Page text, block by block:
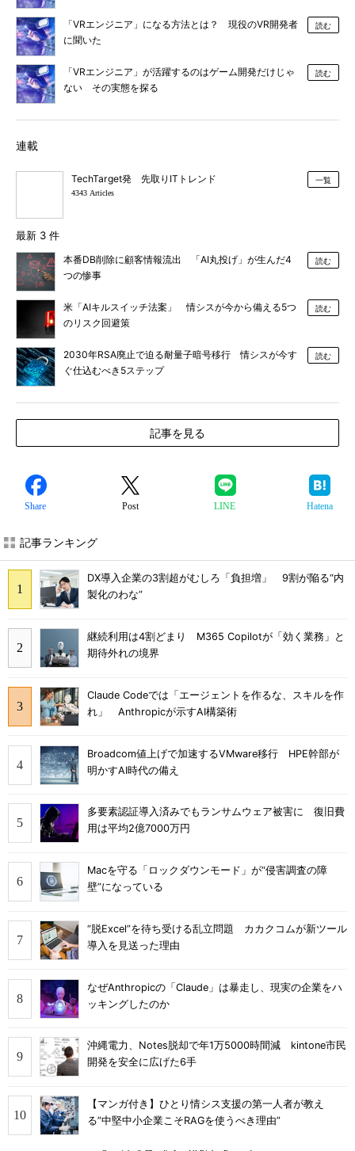
「VRエンジニア」になる方法とは？ 現役のVR開発者
に聞いた
読む
「VRエンジニア」が活躍するのはゲーム開発だけじゃ
ない その実態を探る
読む
連載
TechTarget発 先取りITトレンド
4343 Articles
一覧
最新 3 件
本番DB削除に顧客情報流出 「AI丸投げ」が生んだ4
つの惨事
読む
米「AIキルスイッチ法案」 情シスが今から備える5つ
のリスク回避策
読む
2030年RSA廃止で迫る耐量子暗号移行 情シスが今す
ぐ仕込むべき5ステップ
読む
記事を見る
Share Post LINE Hatena
記事ランキング
DX導入企業の3割超がむしろ「負担増」 9割が陥る“内
製化のわな”
継続利用は4割どまり M365 Copilotが「効く業務」と
期待外れの境界
Claude Codeでは「エージェントを作るな、スキルを作
れ」 Anthropicが示すAI構築術
Broadcom値上げで加速するVMware移行 HPE幹部が
明かすAI時代の備え
多要素認証導入済みでもランサムウェア被害に 復旧費
用は平均2億7000万円
Macを守る「ロックダウンモード」が“侵害調査の障
壁”になっている
“脱Excel”を待ち受ける乱立問題 カカクコムが新ツール
導入を見送った理由
なぜAnthropicの「Claude」は暴走し、現実の企業をハ
ッキングしたのか
沖縄電力、Notes脱却で年1万5000時間減 kintone市民
開発を安全に広げた6手
【マンガ付き】ひとり情シス支援の第一人者が教え
る”中堅中小企業こそRAGを使うべき理由”